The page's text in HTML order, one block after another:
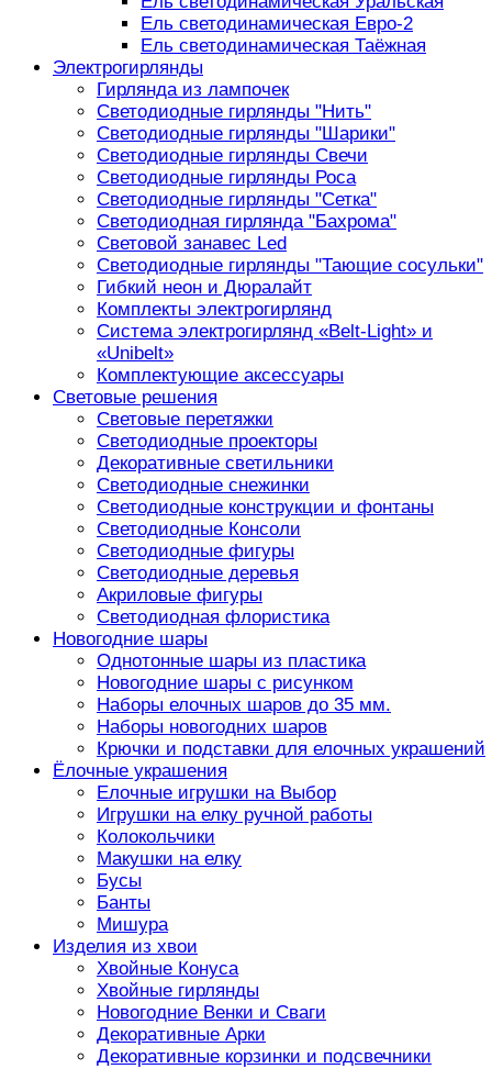
Ель светодинамическая Евро-2
Ель светодинамическая Таёжная
Электрогирлянды
Гирлянда из лампочек
Светодиодные гирлянды "Нить"
Светодиодные гирлянды "Шарики"
Светодиодные гирлянды Свечи
Светодиодные гирлянды Роса
Светодиодные гирлянды "Сетка"
Светодиодная гирлянда "Бахрома"
Световой занавес Led
Светодиодные гирлянды "Тающие сосульки"
Гибкий неон и Дюралайт
Комплекты электрогирлянд
Система электрогирлянд «Belt-Light» и
«Unibelt»
Комплектующие аксессуары
Световые решения
Световые перетяжки
Светодиодные проекторы
Декоративные светильники
Светодиодные снежинки
Светодиодные конструкции и фонтаны
Светодиодные Консоли
Светодиодные фигуры
Светодиодные деревья
Акриловые фигуры
Светодиодная флористика
Новогодние шары
Однотонные шары из пластика
Новогодние шары с рисунком
Наборы елочных шаров до 35 мм.
Наборы новогодних шаров
Крючки и подставки для елочных украшений
Ёлочные украшения
Елочные игрушки на Выбор
Игрушки на елку ручной работы
Колокольчики
Макушки на елку
Бусы
Банты
Мишура
Изделия из хвои
Хвойные Конуса
Хвойные гирлянды
Новогодние Венки и Сваги
Декоративные Арки
Декоративные корзинки и подсвечники